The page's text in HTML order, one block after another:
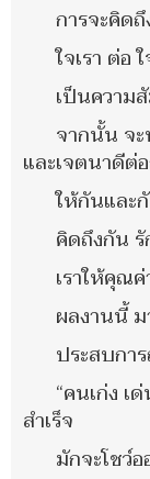
การจะคิด
ใจเรา ต่อ
เป็นควา
จากนั้น จ
และเจตนาดีต่
ให้กันและ
คิดถึงกัน
เราให้คุณ
ผลงานนี้ ม
ประสบกา
“คนเก่ง เ
สำเร็จ
มักจะโชว์